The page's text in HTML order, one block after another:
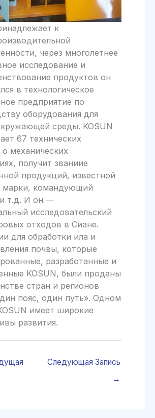
к
через многолетнее
исследование и
продуктов он
в технологическое
предприятие по
оборудования для
среды. KOSUN
67 технических
о механических
получит званиие
продукций, известной
марки, командующий
т.д. И он —
исследовательский
отходов в Сиане.
для обработки ила и
почвы, которые
разработанные и
KOSUN, были проданы
стран и регионов
пояс, один путь». Одном
имеет широкие
развития.
Следующая Запись
→